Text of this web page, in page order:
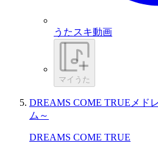
うたスキ動画
マイうた
DREAMS COME TRUEメド
ム～
DREAMS COME TRUE